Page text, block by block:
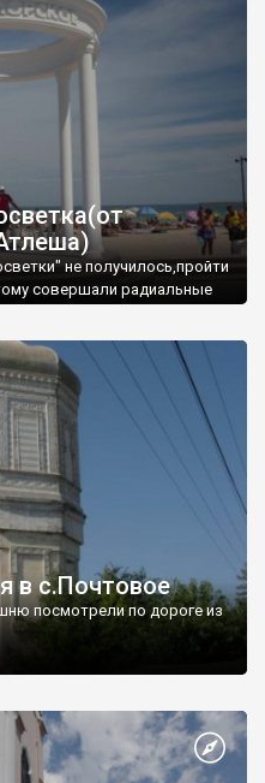
не получилось,пройти
совершали радиальные
в с.Почтовое
посмотрели по дороге из